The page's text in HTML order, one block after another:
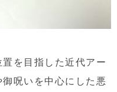
を目指した近代アー
呪いを中心にした悪